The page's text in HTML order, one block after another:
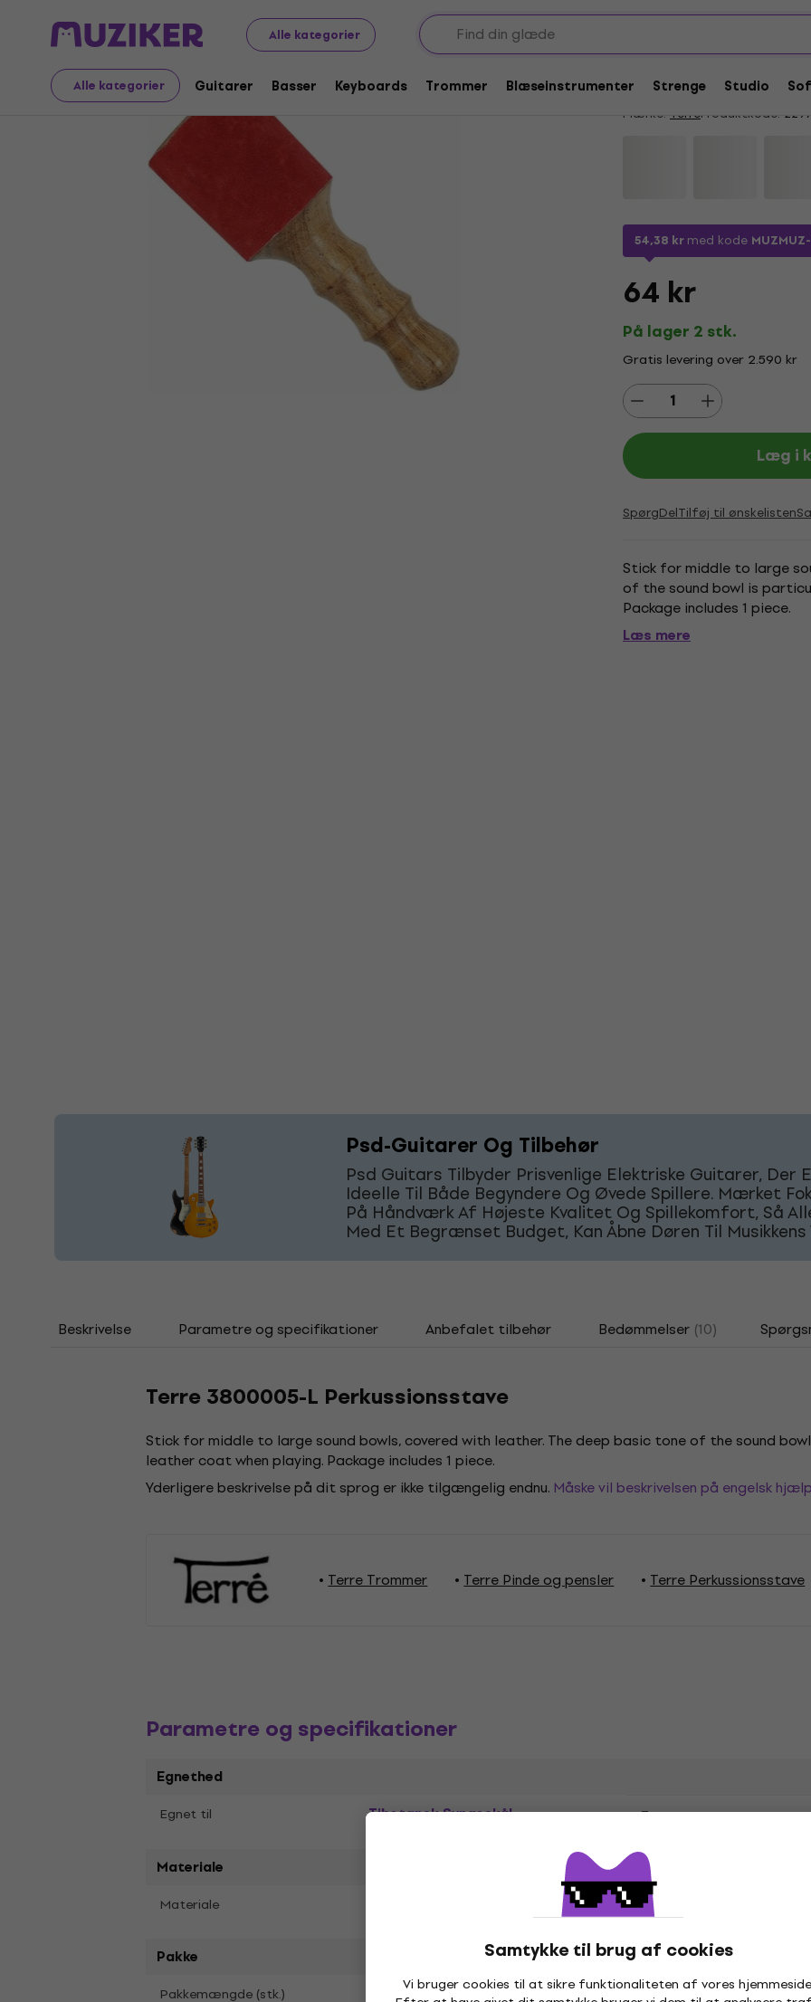
Alle kategorier
Alle kategorier Guitarer Basser Keyboards Trommer Blæseinstrumenter Strenge Studio
Samtykke til brug af cookies
Vi bruger cookies til at sikre funktionaliteten af vores
Musikinstrumenter Trommer Pinde og pensler Perkussionsstave
Terre 3800005-L
4,3/5 10 x bedømt
Mærke: TerreProduktkode:
54,38 krmed kode
64 kr
På lager 2 stk.
Gratis levering over 2.590 kr
Læg i
SpørgDelTilføj til ønskelisten
Stick for middle to large
of the sound bowl is
Package includes 1 piece.
Læs mere
Psd-Guitarer Og Tilbehør
Psd Guitars Tilbyder Prisvenlige Elektriske Guitarer, Der
Ideelle Til Både Begyndere Og Øvede Spillere. Mærket
På Håndværk Af Højeste Kvalitet Og Spillekomfort, Så
Med Et Begrænset Budget, Kan Åbne Døren Til Musikkens
Beskrivelse Parametre og specifikationer Anbefalet tilbehør Bedømmelser (10)
Terre 3800005-L Perkussionsstave
Stick for middle to large sound bowls, covered with leather. The deep basic tone of the sound
leather coat when playing. Package includes 1 piece.
Yderligere beskrivelse på dit sprog er ikke tilgængelig endnu. Måske vil beskrivelsen på engelsk
Terre Trommer Terre Pinde og pensler Terre Perkussionsstave
Parametre og specifikationer
Egnethed
Egnet til Tibetansk Syngeskål Type
Materiale
Materiale
Pakke
Pakkemængde (stk.)